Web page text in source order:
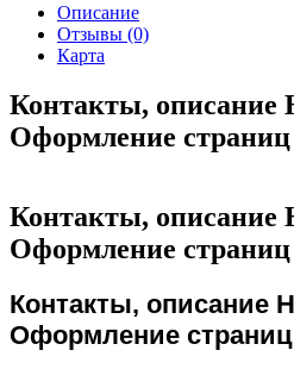
Описание
Отзывы (0)
Карта
Контакты, описание
Оформление страниц
Контакты, описание
Оформление страниц
Контакты, описание
Оформление страниц